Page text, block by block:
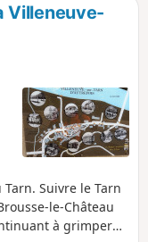
Villeneuve-
Suivre le Tarn
le-Château
à grimper